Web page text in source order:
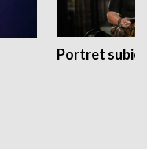
Portret